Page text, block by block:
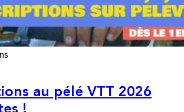
au pélé VTT 2026